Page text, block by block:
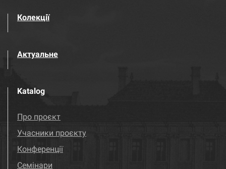
Колекції
Актуальне
Katalog
Про проєкт
Учасники проєкту
Конференції
Семінари